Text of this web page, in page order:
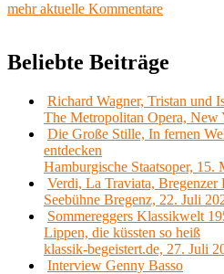
mehr aktuelle Kommentare
Beliebte Beiträge
Richard Wagner, Tristan und
The Metropolitan Opera, New
Die Große Stille, In fernen
entdecken
Hamburgische Staatsoper, 15.
Verdi, La Traviata, Bregenzer
Seebühne Bregenz, 22. Juli
Sommereggers Klassikwelt
Lippen, die küssten so heiß
klassik-begeistert.de, 27. Juli
Interview Genny Basso